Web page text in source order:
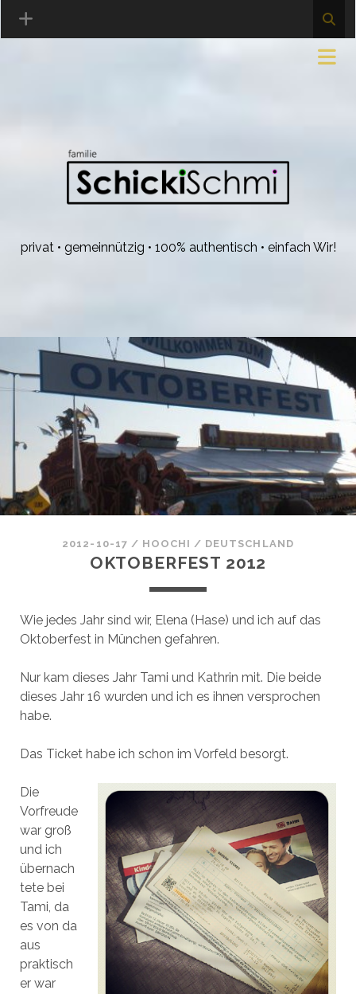
privat • gemeinnützig • 100% authentisch • einfach Wir!
2012-10-17 / HOOCHI / DEUTSCHLAND
OKTOBERFEST 2012
Wie jedes Jahr sind wir, Elena (Hase) und ich auf das
Oktoberfest in München gefahren.
Nur kam dieses Jahr Tami und Kathrin mit. Die beide
dieses Jahr 16 wurden und ich es ihnen versprochen
habe.
Das Ticket habe ich schon im Vorfeld besorgt.
Die
Vorfreude
war groß
und ich
übernach
tete bei
Tami, da
es von da
aus
praktisch
er war